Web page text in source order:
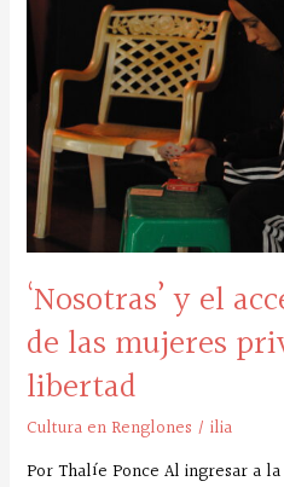
‘Nosotras’ y el
de las mujeres
libertad
Cultura en Renglones /ilia
Por Thalíe Ponce Al ingresar a
cultura
de
las
mujeres
privadas
de
la